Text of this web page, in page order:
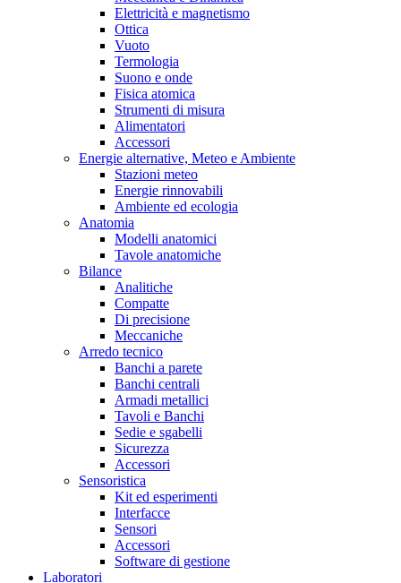
Elettricità e magnetismo
Ottica
Vuoto
Termologia
Suono e onde
Fisica atomica
Strumenti di misura
Alimentatori
Accessori
Energie alternative, Meteo e Ambiente
Stazioni meteo
Energie rinnovabili
Ambiente ed ecologia
Anatomia
Modelli anatomici
Tavole anatomiche
Bilance
Analitiche
Compatte
Di precisione
Meccaniche
Arredo tecnico
Banchi a parete
Banchi centrali
Armadi metallici
Tavoli e Banchi
Sedie e sgabelli
Sicurezza
Accessori
Sensoristica
Kit ed esperimenti
Interfacce
Sensori
Accessori
Software di gestione
Laboratori